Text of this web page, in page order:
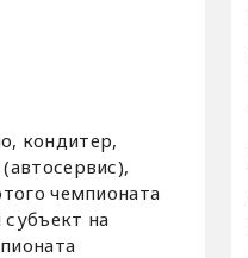
кондитер,
чемпионата
на